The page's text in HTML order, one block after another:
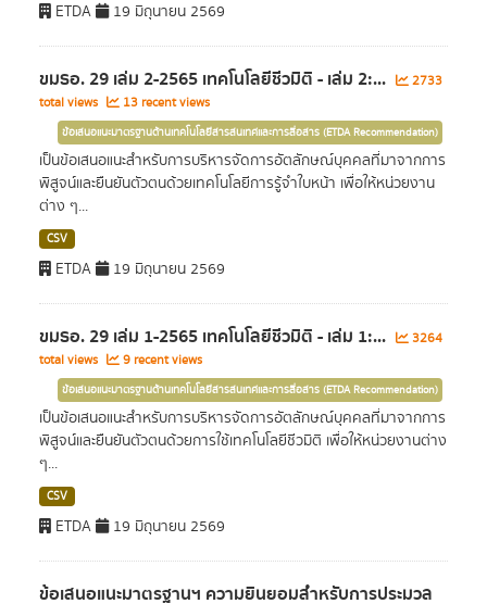
ETDA 19 มิถุนายน 2569
ขมธอ. 29 เล่ม 2-2565 เทคโนโลยีชีวมิติ - เล่ม 2:...
2733
total views
13 recent views
ข้อเสนอแนะมาตรฐานด้านเทคโนโลยีสารสนเทศและการสื่อสาร (ETDA Recommendation)
เป็นข้อเสนอแนะสำหรับการบริหารจัดการอัตลักษณ์บุคคลที่มาจากการ
พิสูจน์และยืนยันตัวตนด้วยเทคโนโลยีการรู้จำใบหน้า เพื่อให้หน่วยงาน
ต่าง ๆ...
CSV
ETDA 19 มิถุนายน 2569
ขมธอ. 29 เล่ม 1-2565 เทคโนโลยีชีวมิติ - เล่ม 1:...
3264
total views
9 recent views
ข้อเสนอแนะมาตรฐานด้านเทคโนโลยีสารสนเทศและการสื่อสาร (ETDA Recommendation)
เป็นข้อเสนอแนะสำหรับการบริหารจัดการอัตลักษณ์บุคคลที่มาจากการ
พิสูจน์และยืนยันตัวตนด้วยการใช้เทคโนโลยีชีวมิติ เพื่อให้หน่วยงานต่าง
ๆ...
CSV
ETDA 19 มิถุนายน 2569
ข้อเสนอแนะมาตรฐานฯ ความยินยอมสำหรับการประมวล